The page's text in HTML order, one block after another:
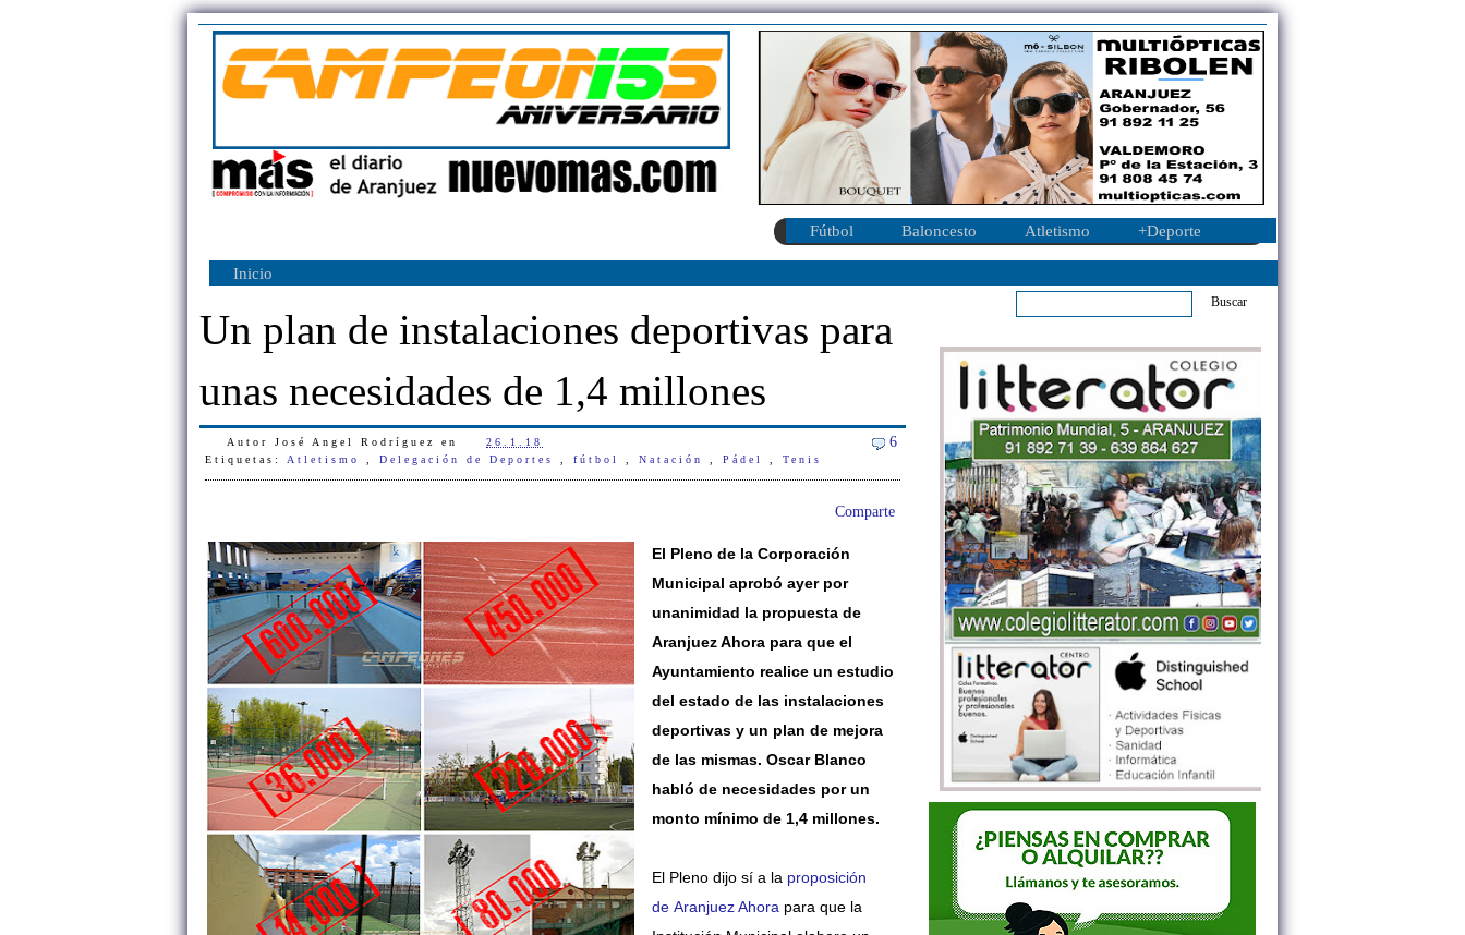
Fútbol Baloncesto Atletismo +Deporte
Inicio
Un plan de instalaciones deportivas para
unas necesidades de 1,4 millones
Autor José Angel Rodríguez en 26.1.18 6
Etiquetas: Atletismo Delegación de Deportes fútbol Natación Pádel Tenis
Comparte
El Pleno de la Corporación
Municipal aprobó ayer por
unanimidad la propuesta de
Aranjuez Ahora paraque el
Ayuntamiento realice un estudio
del estado de las instalaciones
deportivas y un plan de mejora
de las mismas. Oscar Blanco
habló de necesidades por un
monto mínimo de 1,4 millones.
El Pleno dijo sí a la proposición
de Aranjuez Ahora para que la